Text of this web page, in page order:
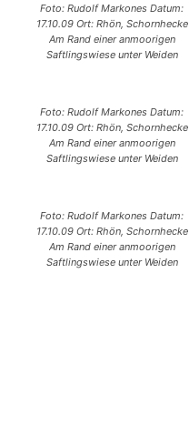
Foto: Rudolf Markones Datum:
17.10.09 Ort: Rhön, Schornhecke
Am Rand einer anmoorigen
Saftlingswiese unter Weiden
Foto: Rudolf Markones Datum:
17.10.09 Ort: Rhön, Schornhecke
Am Rand einer anmoorigen
Saftlingswiese unter Weiden
Foto: Rudolf Markones Datum:
17.10.09 Ort: Rhön, Schornhecke
Am Rand einer anmoorigen
Saftlingswiese unter Weiden